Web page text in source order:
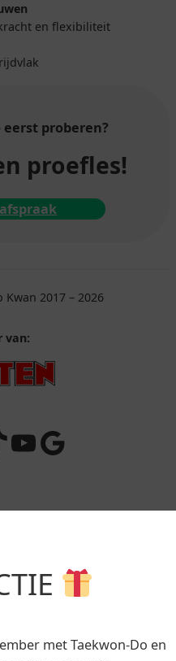
en flexibiliteit
eerst proberen?
proefles!
2017 – 2026
van:
YouTube Google
met Taekwon-Do en